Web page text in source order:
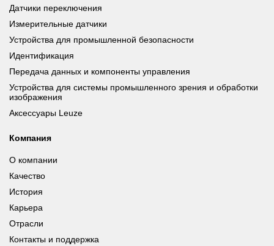
Датчики переключения
Измерительные датчики
Устройства для промышленной безопасности
Идентификация
Передача данных и компоненты управления
Устройства для системы промышленного зрения и обработки
изображения
Аксессуары Leuze
Компания
О компании
Качество
История
Карьера
Отрасли
Контакты и поддержка